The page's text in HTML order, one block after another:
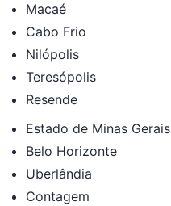
Macaé
Cabo Frio
Nilópolis
Teresópolis
Resende
Estado de Minas Gerais
Belo Horizonte
Uberlândia
Contagem